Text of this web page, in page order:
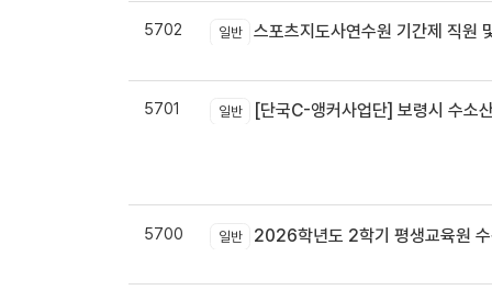
5702 일반 스포츠지도사연수원 기간제 직원
5701 일반 [단국C-앵커사업단] 보령시 수소
5700 일반 2026학년도 2학기 평생교육원